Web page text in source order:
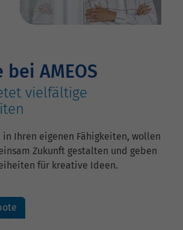
AMEOS
vielfältige
Ihren eigenen Fähigkeiten, wollen
Zukunft gestalten und geben
für kreative Ideen.